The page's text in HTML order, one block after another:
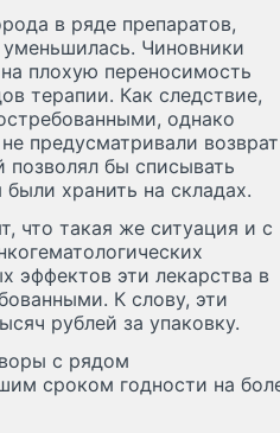
в ряде препаратов,
Чиновники
плохую переносимость
терапии. Как следствие,
однако
предусматривали возврат
бы списывать
хранить на складах.
что такая же ситуация и с
эффектов эти лекарства в
К слову, эти
рублей за упаковку.
с рядом
сроком годности на